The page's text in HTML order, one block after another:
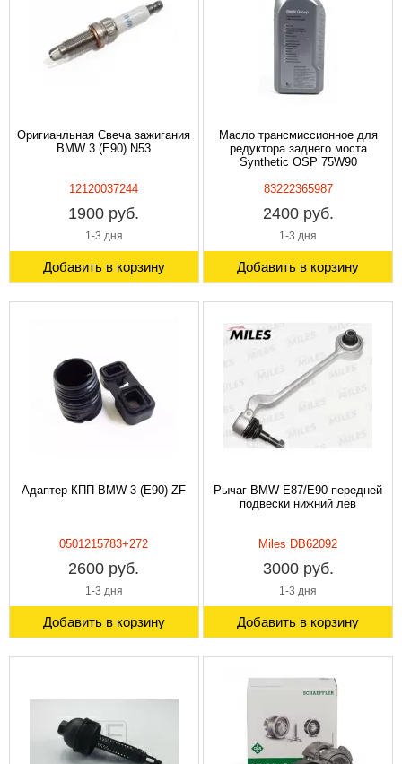
Оригианльная Свеча зажигания
BMW 3 (E90) N53
12120037244
1900 руб.
1-3 дня
Добавить в корзину
Масло трансмиссионное для
редуктора заднего моста
Synthetic OSP 75W90
83222365987
2400 руб.
1-3 дня
Добавить в корзину
Адаптер КПП BMW 3 (E90) ZF
0501215783+272
2600 руб.
1-3 дня
Добавить в корзину
Рычаг BMW E87/E90 передней
подвески нижний лев
Miles DB62092
3000 руб.
1-3 дня
Добавить в корзину